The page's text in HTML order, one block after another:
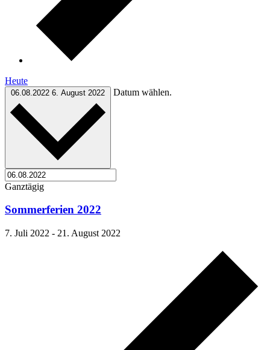
Heute
06.08.2022 6. August 2022 Datum wählen.
Ganztägig
Sommerferien 2022
7. Juli 2022 - 21. August 2022